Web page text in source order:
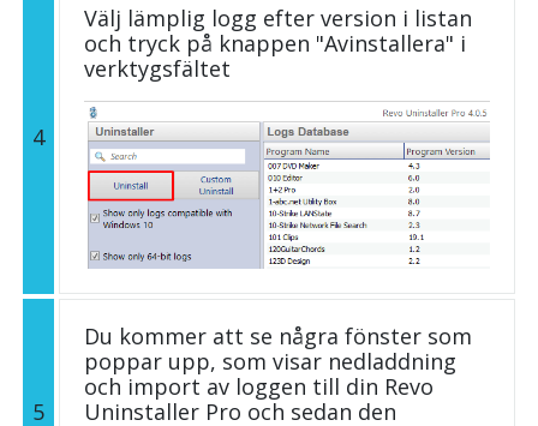
4
Välj lämplig logg efter version i listan
och tryck på knappen "Avinstallera" i
verktygsfältet
5
Du kommer att se några fönster som
poppar upp, som visar nedladdning
och import av loggen till din Revo
Uninstaller Pro och sedan den